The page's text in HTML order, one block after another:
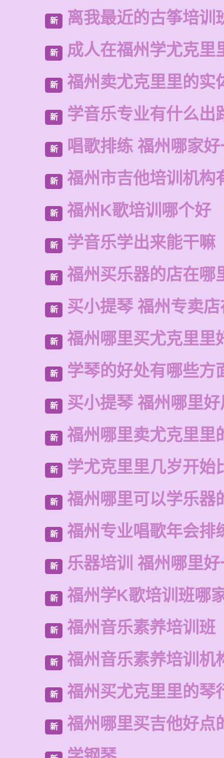
新 离我最近的古筝培训
新 成人在福州学尤克里
新 福州卖尤克里里的实
新 学音乐专业有什么出
新 唱歌排练 福州哪家
新 福州市吉他培训机构
新 福州K歌培训哪个好
新 学音乐学出来能干嘛
新 福州买乐器的店在哪
新 买小提琴 福州专卖
新 福州哪里买尤克里里
新 学琴的好处有哪些方
新 买小提琴 福州哪里
新 福州哪里卖尤克里里
新 学尤克里里几岁开始
新 福州哪里可以学乐器
新 福州专业唱歌年会排
新 乐器培训 福州哪里
新 福州学K歌培训班哪
新 福州音乐素养培训班
新 福州音乐素养培训机
新 福州买尤克里里的琴
新 福州哪里买吉他好点